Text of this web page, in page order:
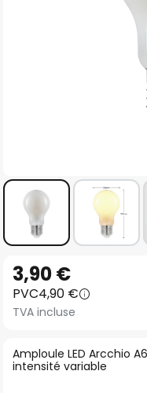
to
the
beginning
the
images
Amploule LED Arcchio
intensité variable
3,90 €
PVC4,90 €
TVA incluse